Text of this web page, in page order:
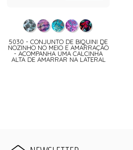
5030 - CONJUNTO DE BIQUINI DE
NOZINHO NO MEIO E AMARRAÇÃO
- ACOMPANHA UMA CALCINHA
ALTA DE AMARRAR NA LATERAL